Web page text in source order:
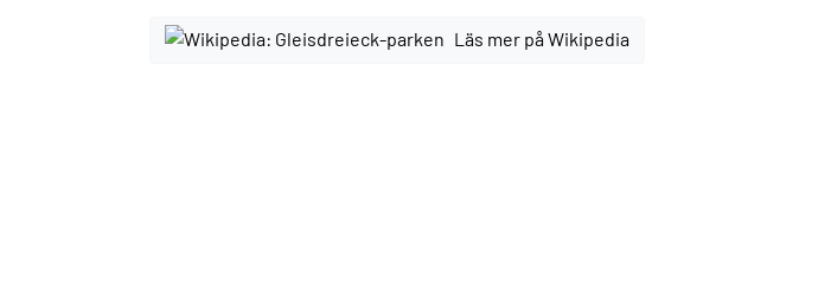
Läs mer på Wikipedia